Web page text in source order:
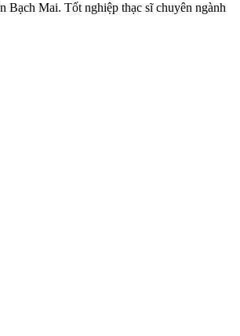
Mai. Tốt nghiệp thạc sĩ chuyên ngành